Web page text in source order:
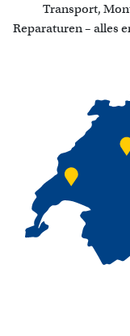
Transport,
Reparaturen – alles